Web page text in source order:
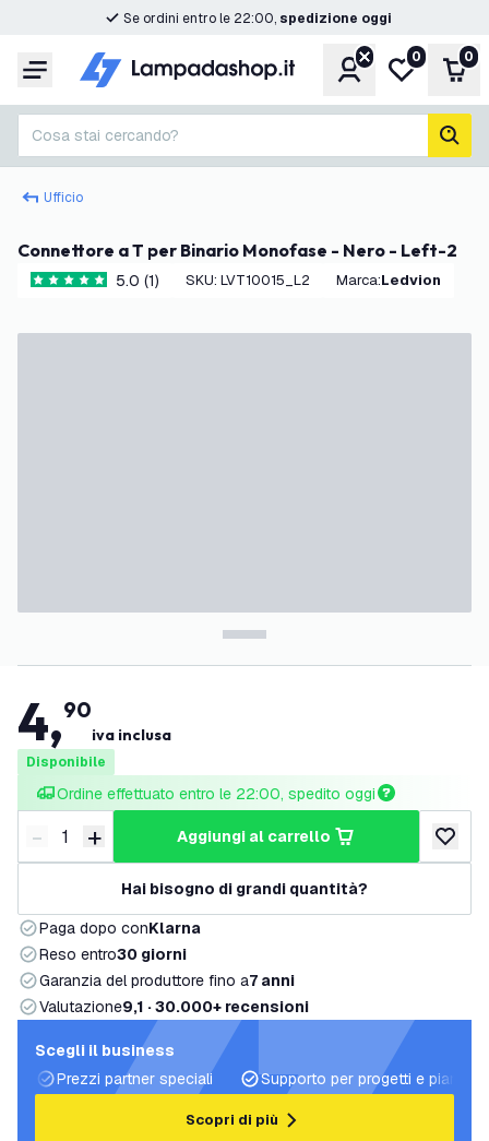
Se ordini entro le 22:00, spedizione oggi
Menu Account
Lista
0 0
Cosa stai cercando?
Ufficio
Connettore a T per Binario Monofase - Nero - Left-2
5 stelle di valutazione
5.0 (1) SKU: LVT10015_L2 Marca: Ledvion
4,90
iva inclusa
Disponibile
Ordine effettuato entro le 22:00, spedito oggi
Riduci quantità
- Aumenta quantità
+ aggiungi al carrello
Hai bisogno di grandi quantità?
Paga dopo conKlarna
Reso entro30 giorni
Garanzia del produttore fino a7 anni
Valutazione9,1 · 30.000+ recensioni
Scegli il business
Prezzi partner speciali
Supporto per progetti e piani di
Scopri di più